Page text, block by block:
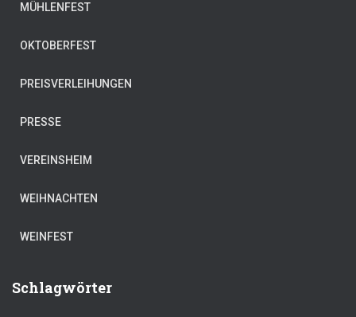
MÜHLENFEST
OKTOBERFEST
PREISVERLEIHUNGEN
PRESSE
VEREINSHEIM
WEIHNACHTEN
WEINFEST
Schlagwörter